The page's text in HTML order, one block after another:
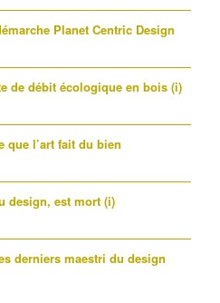
Planet Centric Design
de débit écologique en bois (i)
que l’art fait du bien
design, est mort (i)
derniers maestri du design